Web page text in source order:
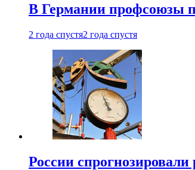
В Германии профсоюзы
2 года спустя2 года спустя
России спрогнозировали